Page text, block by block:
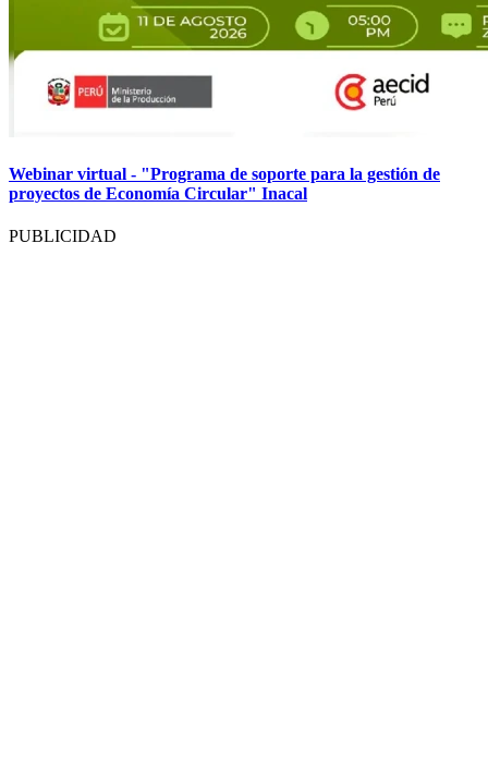
Webinar virtual - "Programa de soporte para la gestión de
proyectos de Economía Circular" Inacal
PUBLICIDAD